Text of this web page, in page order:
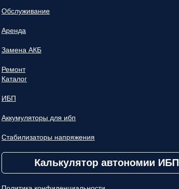
Обслуживание
Аренда
Замена АКБ
Ремонт
Каталог
ИБП
Аккумуляторы для ибп
Стабилизаторы напряжения
Калькулятор автономии ИБП